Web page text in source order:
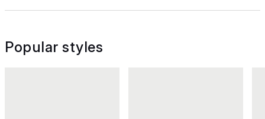
Popular styles